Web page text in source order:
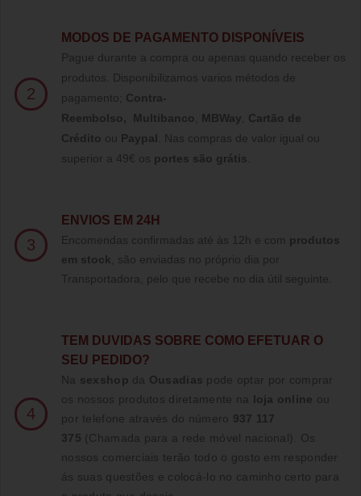
2
MODOS DE PAGAMENTO DISPONÍVEIS
Pague durante a compra ou apenas quando receber os
produtos. Disponibilizamos varios métodos de
pagamento; Contra-
Reembolso, Multibanco MBWay
Cartão de
Crédito ou Paypal
Nas compras de valor igual ou
superior a 49€ os portes são grátis
3
ENVIOS EM 24H
Encomendas confirmadas até às 12h e com produtos
em stock , são enviadas no próprio dia por
Transportadora, pelo que recebe no dia útil seguinte.
4
TE M DUVIDAS SOBRE COMO EFETUAR O
SEU PEDIDO?
Na sexshop da Ousadias pode optar por comprar
os nossos produtos diretamente na loja online ou
por telefone através do número 937 117
375 (Chamada para a rede móvel nacional)
. Os
nossos comerciais terão todo o gosto em responder
ás suas questões e colocá-lo no caminho certo para